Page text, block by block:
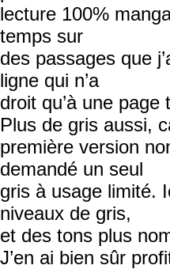
lecture 100%
temps sur
des passages que
ligne qui n’a
droit qu’à une
Plus de gris aussi,
première version
demandé un seul
gris à usage limité.
niveaux de gris,
et des tons plus
J’en ai bien sûr